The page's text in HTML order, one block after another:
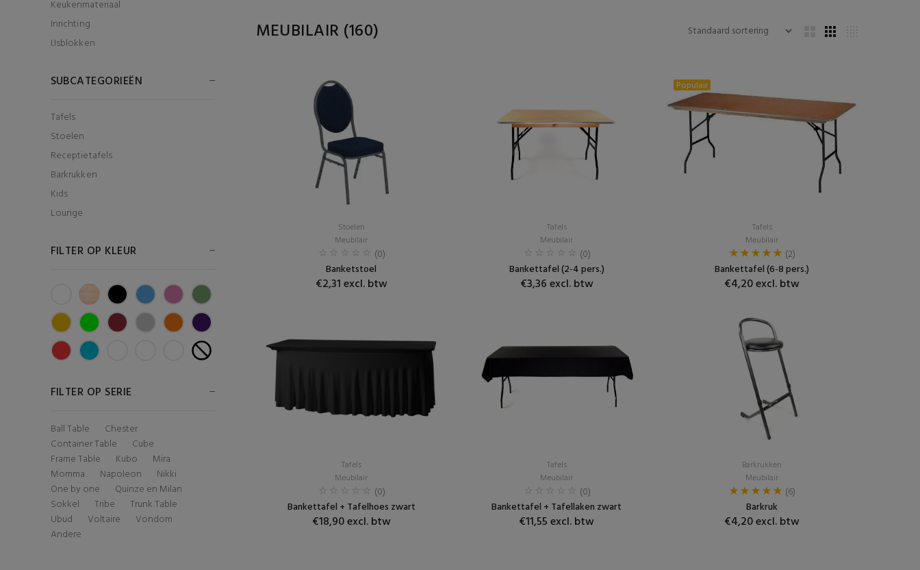
Keukenmateriaal
Inrichting
IJsblokken
SUBCATEGORIEËN
Tafels
Stoelen
Receptietafels
Barkrukken
Kids
Lounge
FILTER OP KLEUR
FILTER OP SERIE
Ball Table
Chester
Container Table
Cube
Frame Table
Kubo
Mira
Momma
Napoleon
Nikki
One by one
Quinze en Milan
Sokkel
Tribe
Trunk Table
Ubud
Voltaire
Vondom
Andere
MEUBILAIR (160)
Stoelen
Meubilair
(0)
Banketstoel
€2,31 excl. btw
Tafels
Meubilair
(0)
Bankettafel (2-4 pers.)
€3,36 excl. btw
Populair
Tafels
Meubilair
(2)
Bankettafel (6-8 pers.)
€4,20 excl. btw
Tafels
Meubilair
(0)
Bankettafel + Tafelhoes zwart
€18,90 excl. btw
Tafels
Meubilair
(0)
Bankettafel + Tafellaken zwart
€11,55 excl. btw
Barkrukken
Meubilair
(6)
Barkruk
€4,20 excl. btw